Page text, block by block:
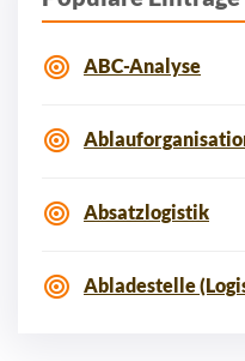
ABC-Analyse
Absatzlogistik
Abladestelle